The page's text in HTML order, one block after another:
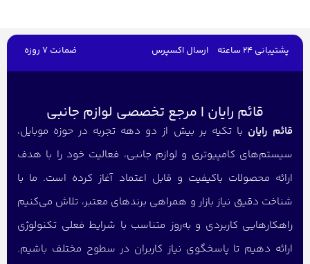
پشتیبانی 24 ساعته ارسال اکسپرس ضمانت 7 روزه
قائم رایان | مرجع تخصصی لوازم جانبی
قائم رایان با تکیه بر بیش از دو دهه تجربه در حوزه موبایل،
سیستم‌های کامپیوتری و لوازم جانبی، فعالیت خود را با هدف
ارائه محصولات باکیفیت و قابل اعتماد آغاز کرده است. ما با
شناخت دقیق نیاز بازار و همراهی برندهای معتبر، تلاش می‌کنیم
راهکارهایی کاربردی و به‌روز متناسب با شرایط فعلی تکنولوژی
ارائه دهیم تا پاسخگوی نیاز کاربران در سطوح مختلف باشیم.